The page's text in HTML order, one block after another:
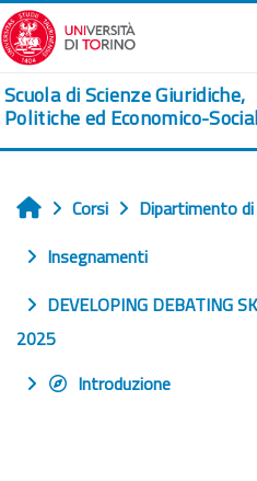
Vai al contenuto principale
Scuola di Scienze Giuridiche,
Politiche ed Economico-
Home
Corsi
Dipartimento
Insegnamenti
DEVELOPING DEBATING
2025
Introduzione